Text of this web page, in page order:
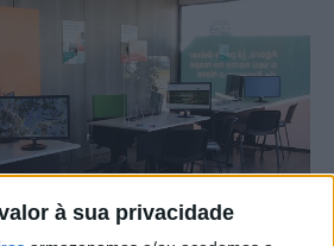
à sua privacidade